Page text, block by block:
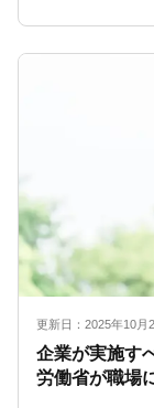
更新日：2025年10月
企業が実施す
労働省が職場